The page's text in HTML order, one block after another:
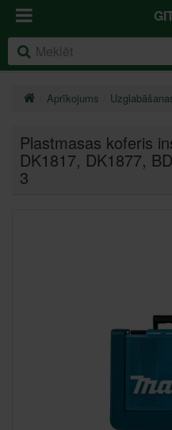
Aprīkojums
Plastmasas koferis
DK1817, DK1877,
3